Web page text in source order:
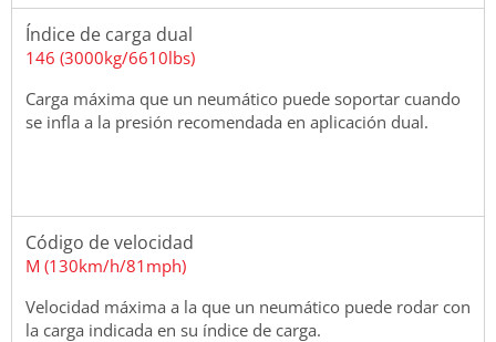
Índice de carga dual
146 (3000kg/6610lbs)
Carga máxima que un neumático puede soportar cuando
se infla a la presión recomendada en aplicación dual.
Código de velocidad
M (130km/h/81mph)
Velocidad máxima a la que un neumático puede rodar con
la carga indicada en su índice de carga.